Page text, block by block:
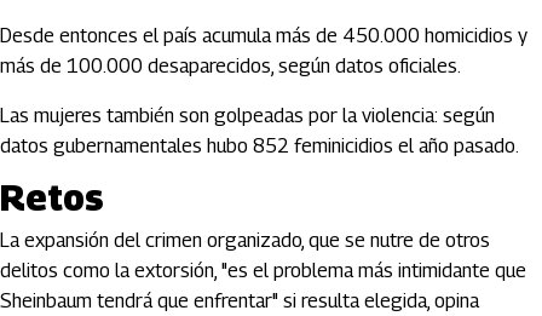
Desde entonces el país acumula más de 450.000 homicidios y
más de 100.000 desaparecidos, según datos oficiales.
Las mujeres también son golpeadas por la violencia: según
datos gubernamentales hubo 852 feminicidios el año pasado.
Retos
La expansión del crimen organizado, que se nutre de otros
delitos como la extorsión, "es el problema más intimidante que
Sheinbaum tendrá que enfrentar" si resulta elegida, opina